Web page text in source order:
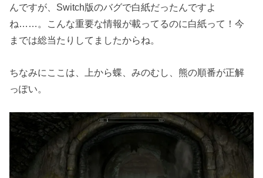
んですが、Switch版のバグで白紙だったんですよ
ね……。こんな重要な情報が載ってるのに白紙って！今
までは総当たりしてましたからね。
ちなみにここは、上から蝶、みのむし、熊の順番が正解
っぽい。